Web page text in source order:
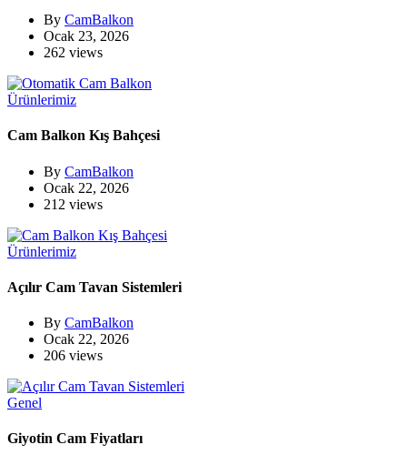
By CamBalkon
Ocak 23, 2026
262 views
Ürünlerimiz
Cam Balkon Kış Bahçesi
By CamBalkon
Ocak 22, 2026
212 views
Ürünlerimiz
Açılır Cam Tavan Sistemleri
By CamBalkon
Ocak 22, 2026
206 views
Genel
Giyotin Cam Fiyatları